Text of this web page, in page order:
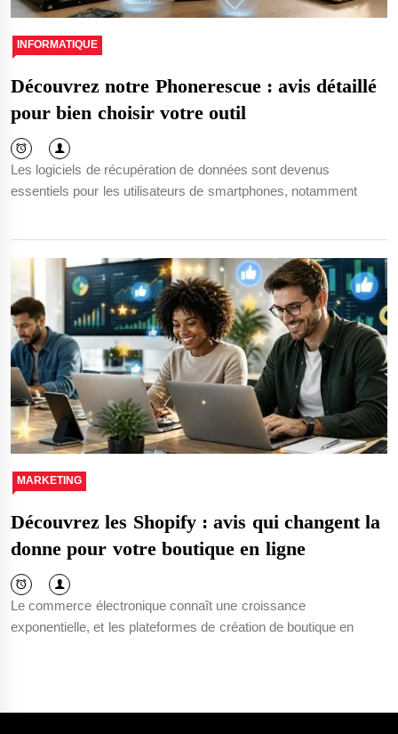
INFORMATIQUE
Découvrez notre Phonerescue : avis détaillé
pour bien choisir votre outil
Les logiciels de récupération de données sont devenus
essentiels pour les utilisateurs de smartphones, notamment
MARKETING
Découvrez les Shopify : avis qui changent la
donne pour votre boutique en ligne
Le commerce électronique connaît une croissance
exponentielle, et les plateformes de création de boutique en